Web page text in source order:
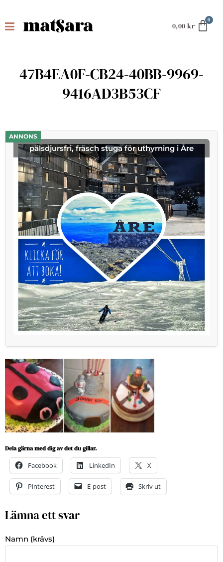
0,00 kr
47B4EA0F-CB24-40BB-9969-
9416AD3B53CF
ANNONS
pälsdjursfri, fräsch stuga för uthyrning i Åre
Dela gärna med dig av det du gillar.
Facebook LinkedIn X
Pinterest E-post Skriv ut
Lämna ett svar
Namn (krävs)